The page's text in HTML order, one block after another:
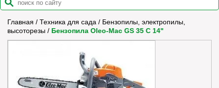
Главная / Техника для сада / Бензопилы, электропилы,
высоторезы / Бензопила Oleo-Mac GS 35 C 14"